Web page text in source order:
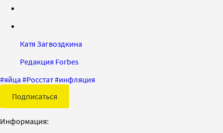
Катя Загвоздкина
Редакция Forbes
#яйца #Росстат#инфляция
Подписаться
Информация: